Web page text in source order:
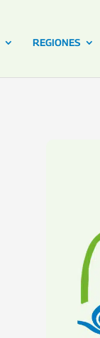
REGIONES